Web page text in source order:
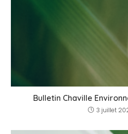
Bulletin Chaville
3 juillet